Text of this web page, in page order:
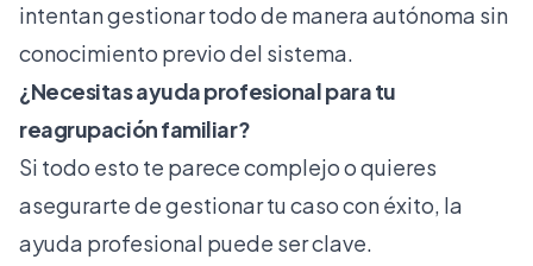
intentan gestionar todo de manera autónoma sin
conocimiento previo del sistema.
¿Necesitas ayuda profesional para tu
reagrupación familiar?
Si todo esto te parece complejo o quieres
asegurarte de gestionar tu caso con éxito, la
ayuda profesional puede ser clave.